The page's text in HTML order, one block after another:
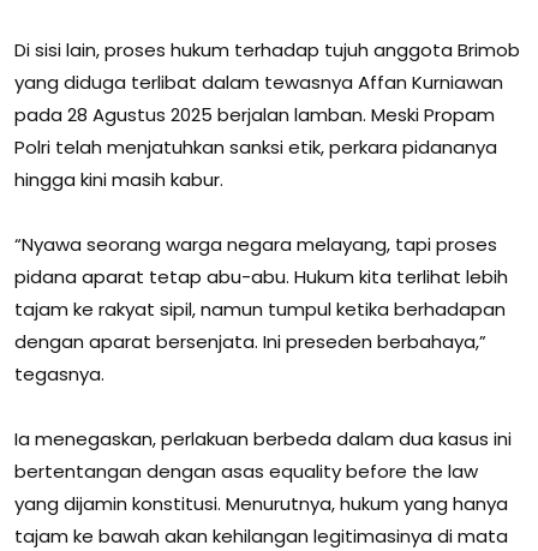
Di sisi lain, proses hukum terhadap tujuh anggota Brimob
yang diduga terlibat dalam tewasnya Affan Kurniawan
pada 28 Agustus 2025 berjalan lamban. Meski Propam
Polri telah menjatuhkan sanksi etik, perkara pidananya
hingga kini masih kabur.
“Nyawa seorang warga negara melayang, tapi proses
pidana aparat tetap abu-abu. Hukum kita terlihat lebih
tajam ke rakyat sipil, namun tumpul ketika berhadapan
dengan aparat bersenjata. Ini preseden berbahaya,”
tegasnya.
Ia menegaskan, perlakuan berbeda dalam dua kasus ini
bertentangan dengan asas equality before the law
yang dijamin konstitusi. Menurutnya, hukum yang hanya
tajam ke bawah akan kehilangan legitimasinya di mata